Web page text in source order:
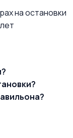
на остановки